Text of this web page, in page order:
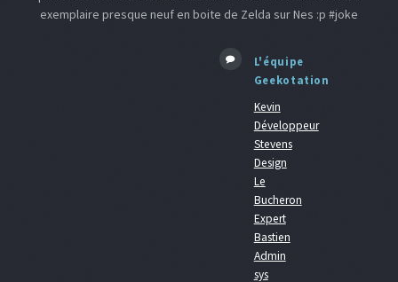
exemplaire presque neuf en boite de Zelda sur Nes :p #joke
L'équipe
Geekotation
Kevin
Développeur
Stevens
Design
Le
Bucheron
Expert
Bastien
Admin
sys